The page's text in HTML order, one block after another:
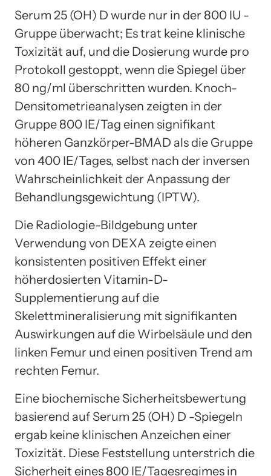
Serum 25 (OH) D wurde nur in der 800 IU -
Gruppe überwacht; Es trat keine klinische
Toxizität auf, und die Dosierung wurde pro
Protokoll gestoppt, wenn die Spiegel über
80 ng/ml überschritten wurden. Knoch-
Densitometrieanalysen zeigten in der
Gruppe 800 IE/Tag einen signifikant
höheren Ganzkörper-BMAD als die Gruppe
von 400 IE/Tages, selbst nach der inversen
Wahrscheinlichkeit der Anpassung der
Behandlungsgewichtung (IPTW).
Die Radiologie-Bildgebung unter
Verwendung von DEXA zeigte einen
konsistenten positiven Effekt einer
höherdosierten Vitamin-D-
Supplementierung auf die
Skelettmineralisierung mit signifikanten
Auswirkungen auf die Wirbelsäule und den
linken Femur und einen positiven Trend am
rechten Femur.
Eine biochemische Sicherheitsbewertung
basierend auf Serum 25 (OH) D -Spiegeln
ergab keine klinischen Anzeichen einer
Toxizität. Diese Feststellung unterstrich die
Sicherheit eines 800 IE/Tagesregimes in